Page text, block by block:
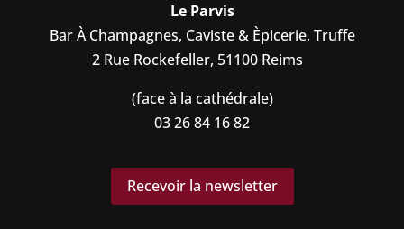
Le Parvis
Bar À Champagnes, Caviste & Èpicerie, Truffe
2 Rue Rockefeller, 51100 Reims
(face à la cathédrale)
03 26 84 16 82
Recevoir la newsletter